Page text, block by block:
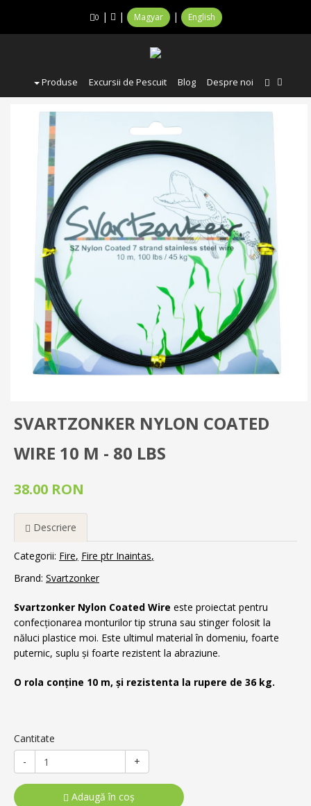
0 | | Magyar | English
Produse Excursii de Pescuit Blog Despre noi
SVARTZONKER NYLON COATED
WIRE 10 M - 80 LBS
38.00 RON
Descriere
Categorii: Fire Fire ptr Inaintas
Brand: Svartzonker
Svartzonker Nylon Coated Wire este proiectat pentru
confecționarea monturilor tip struna sau stinger folosit la
năluci plastice moi. Este ultimul material în domeniu, foarte
puternic, suplu și foarte rezistent la abraziune.
O rola conține 10 m, și rezistenta la rupere de 36 kg.
Cantitate
-
+
Adaugă în coş